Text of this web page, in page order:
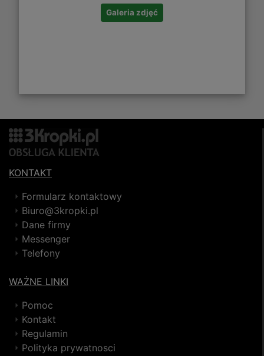
Galeria zdjęć
KONTAKT
Formularz kontaktowy
Biuro@3kropki.pl
Dane firmy
Messenger
Telefony
WAŻNE LINKI
Pomoc
Kontakt
Regulamin
Polityka prywatnosci